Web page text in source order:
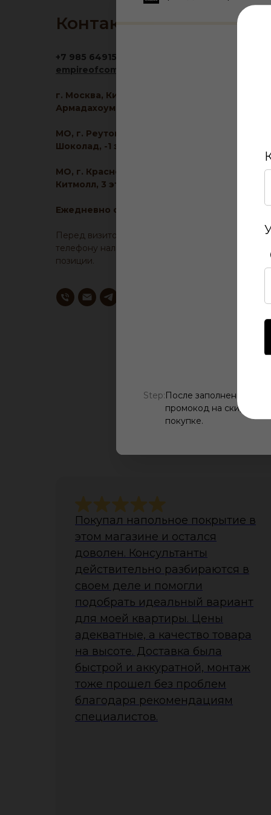
Step:После заполнения всех
промокод на скидку,
покупке.
Контакты
+7 985 6491516
empireofcomfort@yandex.ru
г. Москва, Кировоградская ул., 11, корп. 1, ТЦ
Армадахоум, 1 этаж
МО, г. Реутов, МКАД 2-й км, д. 2, ТРЦ
Шоколад, -1 этаж
МО, г. Красногорск, ул. Ленина, д. 2, ТЦ
Китмолл, 3 этаж
Ежедневно с 10:00 до 21:00
Перед визитом, уточните у менеджера по
телефону наличие образца понравившейся
позиции.
Покупал напольное покрытие в
этом магазине и остался
доволен. Консультанты
действительно разбираются в
своем деле и помогли
подобрать идеальный вариант
для моей квартиры. Цены
адекватные, а качество товара
на высоте. Доставка была
быстрой и аккуратной, монтаж
тоже прошел без проблем
благодаря рекомендациям
специалистов.